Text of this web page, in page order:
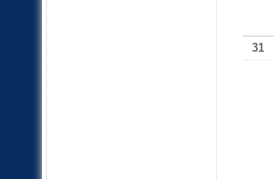
31